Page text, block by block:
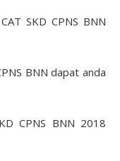
BNN dapat anda
CPNS BNN 2018